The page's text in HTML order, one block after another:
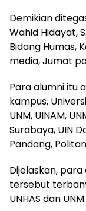
Demikian
Wahid Hidayat,
Bidang Humas,
media, Jumat
Para alumni itu
kampus,
UNM, UINAM,
Surabaya, UIN
Pandang,
Dijelaskan,
tersebut
UNHAS dan UNM.